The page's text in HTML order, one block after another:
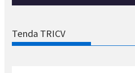
Tenda TRICV